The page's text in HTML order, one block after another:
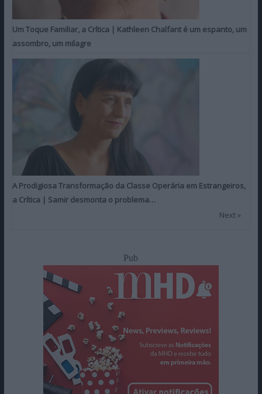
Um Toque Familiar, a Crítica | Kathleen Chalfant é um espanto, um
assombro, um milagre
A Prodigiosa Transformação da Classe Operária em Estrangeiros,
a Crítica | Samir desmonta o problema…
Next »
Pub